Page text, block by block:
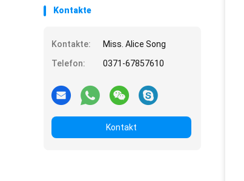
Kontakte
Kontakte:
Miss. Alice Song
Telefon:
0371-67857610
Kontakt